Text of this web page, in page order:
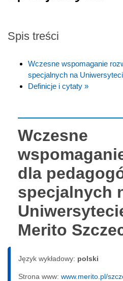
Spis treści
Wczesne wspomaganie
specjalnych na
Definicje i cytaty »
Wczesne
dla
specjalnych
Merito
Język wykładowy: polski
Strona www: www.merito.pl/